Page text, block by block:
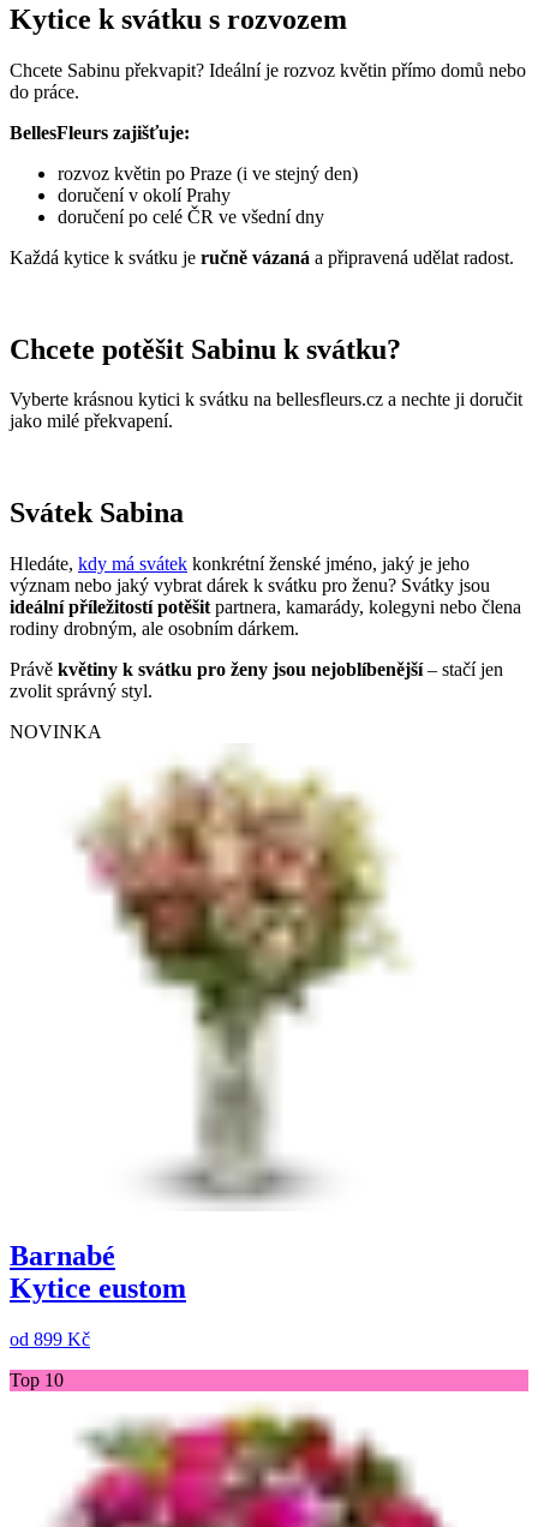
Kytice k svátku s rozvozem
Chcete Sabinu překvapit? Ideální je rozvoz květin přímo domů nebo
do práce.
BellesFleurs zajišťuje:
rozvoz květin po Praze (i ve stejný den)
doručení v okolí Prahy
doručení po celé ČR ve všední dny
Každá kytice k svátku je ručně vázaná a připravená udělat radost.
Chcete potěšit Sabinu k svátku?
Vyberte krásnou kytici k svátku na bellesfleurs.cz a nechte ji doručit
jako milé překvapení.
Svátek Sabina
Hledáte, kdy má svátek konkrétní ženské jméno, jaký je jeho
význam nebo jaký vybrat dárek k svátku pro ženu? Svátky jsou
ideální příležitostí potěšit partnera, kamarády, kolegyni nebo člena
rodiny drobným, ale osobním dárkem.
Právě květiny k svátku pro ženy jsou nejoblíbenější– stačí jen
zvolit správný styl.
NOVINKA
Barnabé
Kytice eustom
od 899 Kč
Top 10